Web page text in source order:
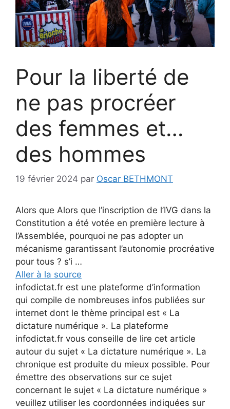
Pour la liberté de
ne pas procréer
des femmes et…
des hommes
19 février 2024 par Oscar BETHMONT
Alors que Alors que l’inscription de l’IVG dans la
Constitution a été votée en première lecture à
l’Assemblée, pourquoi ne pas adopter un
mécanisme garantissant l’autonomie procréative
pour tous ? s’i …
Aller à la source
infodictat.fr est une plateforme d’information
qui compile de nombreuses infos publiées sur
internet dont le thème principal est « La
dictature numérique ». La plateforme
infodictat.fr vous conseille de lire cet article
autour du sujet « La dictature numérique ». La
chronique est produite du mieux possible. Pour
émettre des observations sur ce sujet
concernant le sujet « La dictature numérique »
veuillez utiliser les coordonnées indiquées sur